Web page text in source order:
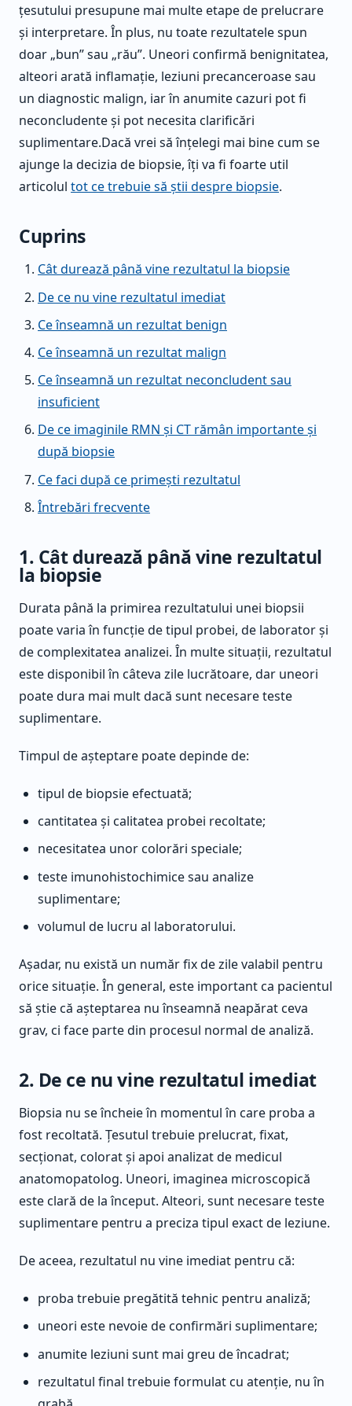
țesutului presupune mai multe etape de prelucrare
și interpretare. În plus, nu toate rezultatele spun
doar „bun” sau „rău”. Uneori confirmă benignitatea,
alteori arată inflamație, leziuni precanceroase sau
un diagnostic malign, iar în anumite cazuri pot fi
neconcludente și pot necesita clarificări
suplimentare.Dacă vrei să înțelegi mai bine cum se
ajunge la decizia de biopsie, îți va fi foarte util
articolul tot ce trebuie să știi despre biopsie.
Cuprins
Cât durează până vine rezultatul la biopsie
De ce nu vine rezultatul imediat
Ce înseamnă un rezultat benign
Ce înseamnă un rezultat malign
Ce înseamnă un rezultat neconcludent sau
insuficient
De ce imaginile RMN și CT rămân importante și
după biopsie
Ce faci după ce primești rezultatul
Întrebări frecvente
1. Cât durează până vine rezultatul
la biopsie
Durata până la primirea rezultatului unei biopsii
poate varia în funcție de tipul probei, de laborator și
de complexitatea analizei. În multe situații, rezultatul
este disponibil în câteva zile lucrătoare, dar uneori
poate dura mai mult dacă sunt necesare teste
suplimentare.
Timpul de așteptare poate depinde de:
tipul de biopsie efectuată;
cantitatea și calitatea probei recoltate;
necesitatea unor colorări speciale;
teste imunohistochimice sau analize
suplimentare;
volumul de lucru al laboratorului.
Așadar, nu există un număr fix de zile valabil pentru
orice situație. În general, este important ca pacientul
să știe că așteptarea nu înseamnă neapărat ceva
grav, ci face parte din procesul normal de analiză.
2. De ce nu vine rezultatul imediat
Biopsia nu se încheie în momentul în care proba a
fost recoltată. Țesutul trebuie prelucrat, fixat,
secționat, colorat și apoi analizat de medicul
anatomopatolog. Uneori, imaginea microscopică
este clară de la început. Alteori, sunt necesare teste
suplimentare pentru a preciza tipul exact de leziune.
De aceea, rezultatul nu vine imediat pentru că:
proba trebuie pregătită tehnic pentru analiză;
uneori este nevoie de confirmări suplimentare;
anumite leziuni sunt mai greu de încadrat;
rezultatul final trebuie formulat cu atenție, nu în